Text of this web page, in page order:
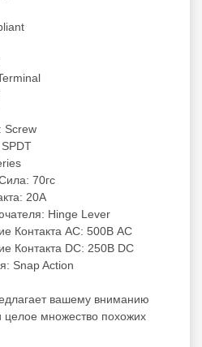
Screw
70гс
20А
Hinge Lever
Контакта AC: 500В AC
Контакта DC: 250В DC
Snap Action
вашему вниманию
целое множество похожих